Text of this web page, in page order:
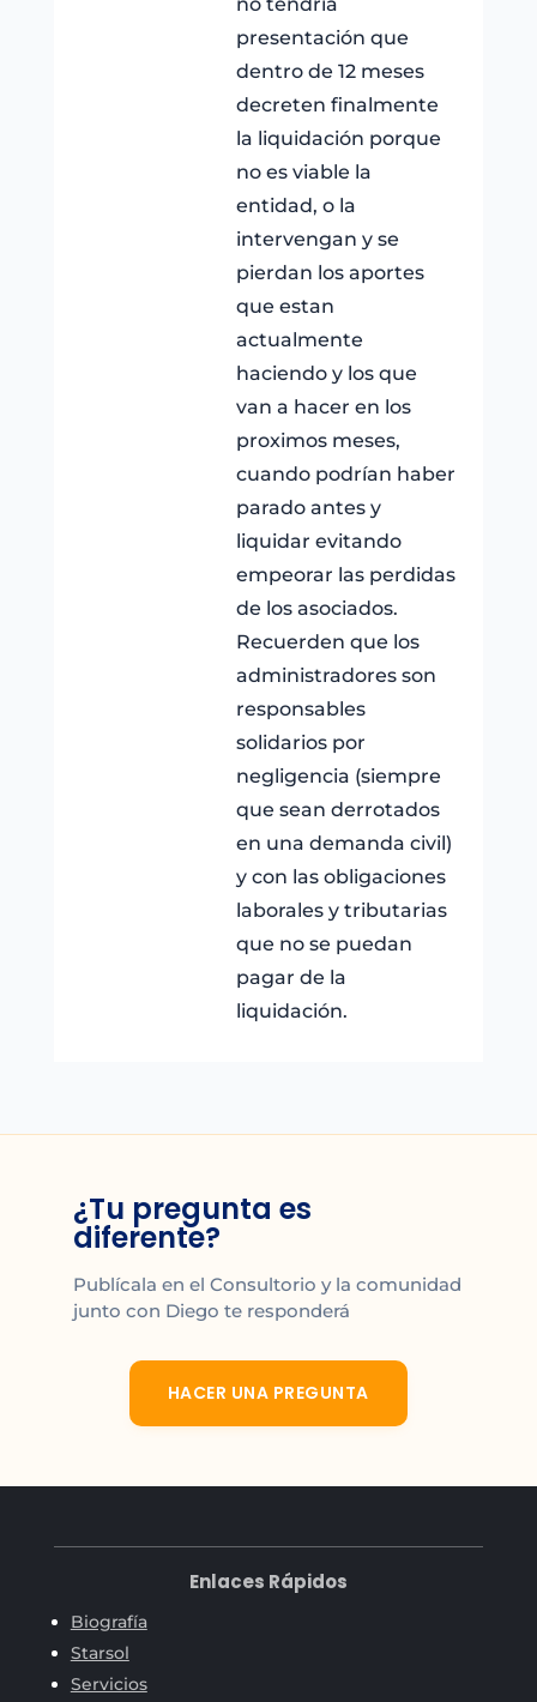
presentación que
dentro de 12 meses
decreten finalmente
la liquidación porque
no es viable la
entidad, o la
intervengan y se
pierdan los aportes
que estan
actualmente
haciendo y los que
van a hacer en los
proximos meses,
cuando podrían haber
parado antes y
liquidar evitando
empeorar las perdidas
de los asociados.
Recuerden que los
administradores son
responsables
solidarios por
negligencia (siempre
que sean derrotados
en una demanda civil)
y con las obligaciones
laborales y tributarias
que no se puedan
pagar de la
liquidación.
¿Tu pregunta es
diferente?
Publícala en el Consultorio y la comunidad
junto con Diego te responderá
HACER UNA PREGUNTA
Enlaces Rápidos
Biografía
Starsol
Servicios